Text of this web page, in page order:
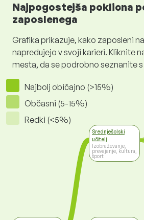
Najpogostejša poklicna
zaposlenega
Grafika prikazuje, kako zaposleni
napredujejo v svoji karieri. Kliknite
mesta, da se podrobno seznanite
Najbolj običajno (>15%)
Občasni (5-15%)
Redki (<5%)
Srednješolski
učitelj
Izobraževanje,
prevajanje, kultura,
šport